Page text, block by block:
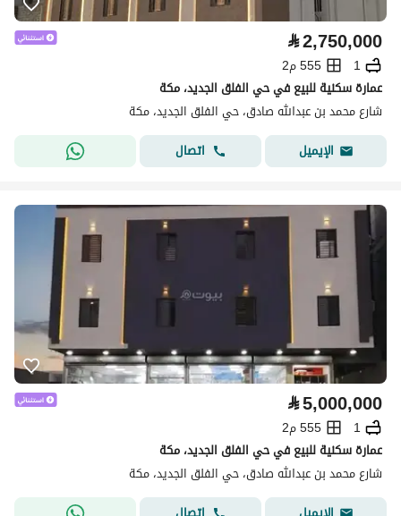
⃁2,750,000
1
555 م2
عمارة سكنية للبيع في حي الفلق الجديد، مكة
شارع محمد بن عبدالله صادق، حي الفلق الجديد، مكة
الإيميل
اتصال
⃁5,000,000
1
555 م2
عمارة سكنية للبيع في حي الفلق الجديد، مكة
شارع محمد بن عبدالله صادق، حي الفلق الجديد، مكة